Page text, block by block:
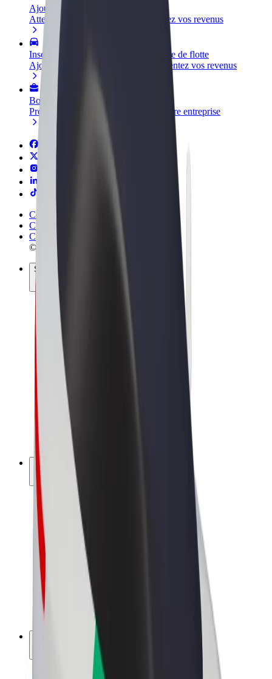
Ajouter un restaurant ou un magasin
Atteignez plus de clients et augmentez vos revenus
Inscrivez-vous en tant que propriétaire de flotte
Ajoutez votre flotte sur Bolt et augmentez vos revenus
Bolt for Business
Produits et services Bolt adaptés à votre entreprise
Conditions générales
Confidentialité
Cookies
© 2026 Bolt Technology OÜ
Services
Trajets
Trottinettes électriques
Bolt Market
Bolt Food
Bolt Drive
Bolt for Business
Vélos électriques
Bolt Plus
Générez des revenus avec Bolt
Chauffeur
Revenus du chauffeur
Revenus du livreur
Commerçants Bolt Food
Rejoignez-nous